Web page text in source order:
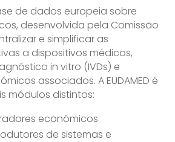
de dados europeia sobre
desenvolvida pela Comissão
e simplificar as
a dispositivos médicos,
in vitro (IVDs) e
associados. A EUDAMED é
módulos distintos:
económicos
de sistemas e